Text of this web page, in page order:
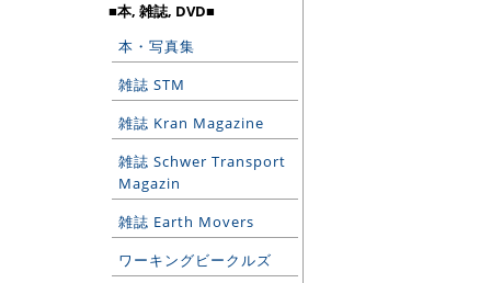
■本, 雑誌, DVD■
本・写真集
雑誌 STM
雑誌 Kran Magazine
雑誌 Schwer Transport
Magazin
雑誌 Earth Movers
ワーキングビークルズ